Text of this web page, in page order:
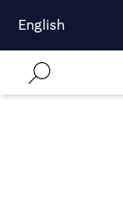
English